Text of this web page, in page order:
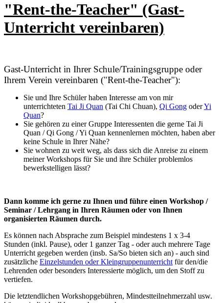
"Rent-the-Teacher" (Gast-
Unterricht vereinbaren)
Gast-Unterricht in Ihrer Schule/Trainingsgruppe oder
Ihrem Verein vereinbaren ("Rent-the-Teacher"):
Sie und Ihre Schüler haben Interesse am von mir
unterrichteten Tai Ji Quan (Tai Chi Chuan), Qi Gong oderYi
Quan?
Sie gehören zu einer Gruppe Interessenten die gerne Tai Ji
Quan / Qi Gong / Yi Quan kennenlernen möchten, haben aber
keine Schule in Ihrer Nähe?
Sie wohnen zu weit weg, als dass sich die Anreise zu einem
meiner Workshops für Sie und ihre Schüler problemlos
bewerkstelligen lässt?
Dann komme ich gerne zu Ihnen und führe einen Workshop /
Seminar / Lehrgang in Ihren Räumen oder von Ihnen
organisierten Räumen durch.
Es können nach Absprache zum Beispiel mindestens 1 x 3-4
Stunden (inkl. Pause), oder 1 ganzer Tag - oder auch mehrere Tage
Unterricht gegeben werden (insb. Sa/So bieten sich an) - auch sind
zusätzliche Einzelstunden oder Kleingruppenunterricht für den/die
Lehrenden oder besonders Interessierte möglich, um den Stoff zu
vertiefen.
Die letztendlichen Workshopgebühren, Mindestteilnehmerzahl usw.